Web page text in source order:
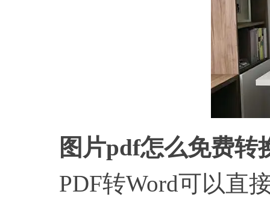
图片pdf怎么免费转
PDF转Word可以直接